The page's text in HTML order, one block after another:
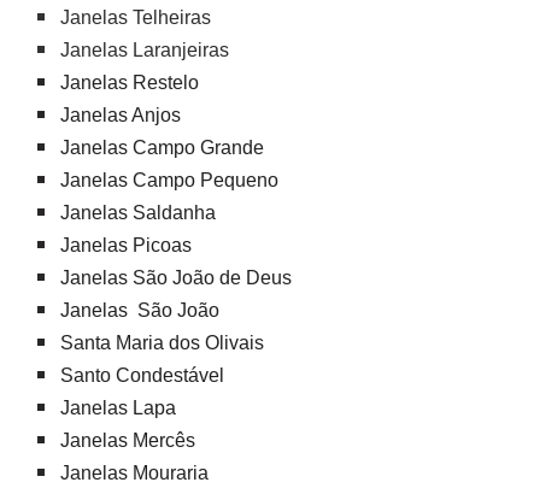
Janelas Telheiras
Janelas Laranjeiras
Janelas Restelo
Janelas Anjos
Janelas Campo Grande
Janelas Campo Pequeno
Janelas Saldanha
Janelas Picoas
Janelas São João de Deus
Janelas São João
Santa Maria dos Olivais
Santo Condestável
Janelas Lapa
Janelas Mercês
Janelas Mouraria